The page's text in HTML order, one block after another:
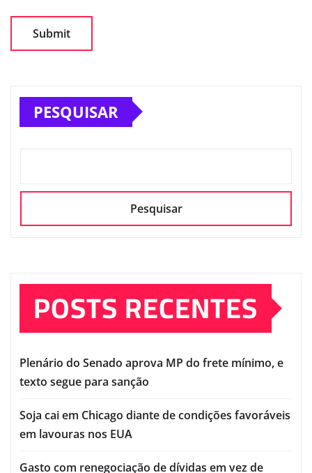
PESQUISAR
Pesquisar
POSTS RECENTES
Plenário do Senado aprova MP do frete mínimo, e
texto segue para sanção
Soja cai em Chicago diante de condições favoráveis
em lavouras nos EUA
Gasto com renegociação de dívidas em vez de